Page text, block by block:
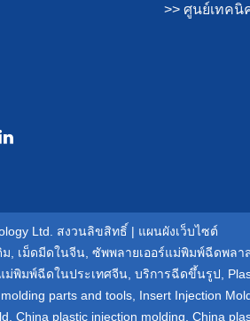
>> ศูนย์เทคนิ
Ltd. สงวนลิขสิทธิ์ | แผนผังเว็บไซต์
ม เม็ดมีดในจีน ซัพพลายเออร์แม่พิมพ์ฉีดพลา
ม่พิมพ์ฉีดในประเทศจีน บริการฉีดขึ้นรูป
parts and tools Insert Injection
China plastic injection molding China